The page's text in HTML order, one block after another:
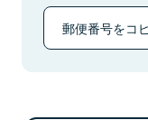
郵便番号をコ